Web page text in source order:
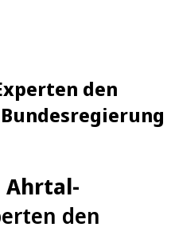
den
Ahrtal-
den